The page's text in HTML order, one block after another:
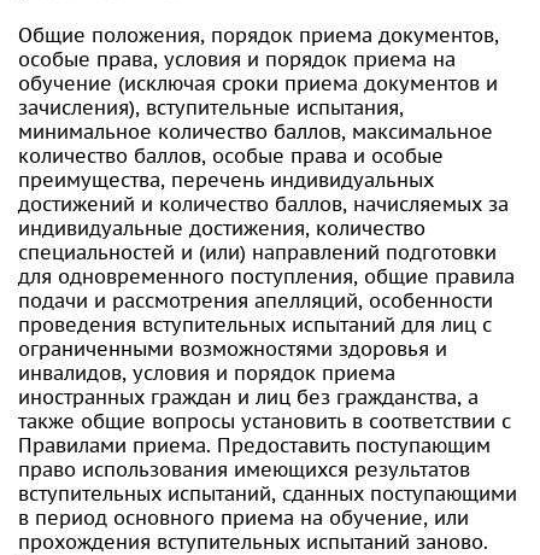
Общие положения, порядок приема документов,
особые права, условия и порядок приема на
обучение (исключая сроки приема документов и
зачисления), вступительные испытания,
минимальное количество баллов, максимальное
количество баллов, особые права и особые
преимущества, перечень индивидуальных
достижений и количество баллов, начисляемых за
индивидуальные достижения, количество
специальностей и (или) направлений подготовки
для одновременного поступления, общие правила
подачи и рассмотрения апелляций, особенности
проведения вступительных испытаний для лиц с
ограниченными возможностями здоровья и
инвалидов, условия и порядок приема
иностранных граждан и лиц без гражданства, а
также общие вопросы установить в соответствии с
Правилами приема. Предоставить поступающим
право использования имеющихся результатов
вступительных испытаний, сданных поступающими
в период основного приема на обучение, или
прохождения вступительных испытаний заново.